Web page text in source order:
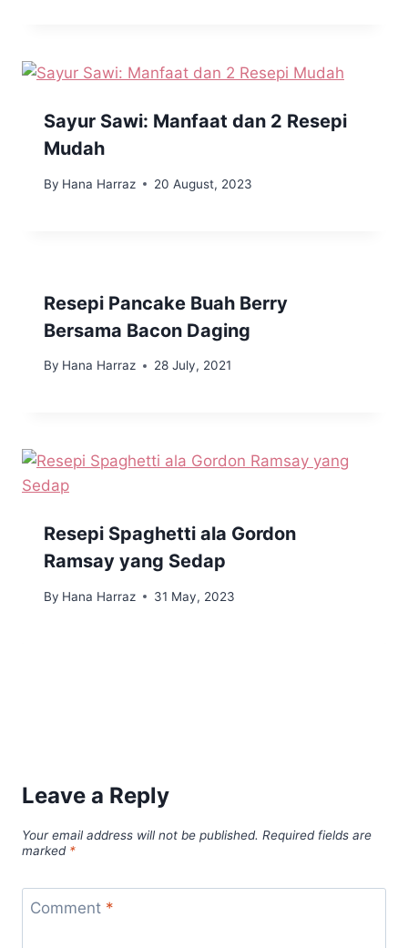
Sayur Sawi: Manfaat dan 2 Resepi
Mudah
By Hana Harraz 20 August, 2023
Resepi Pancake Buah Berry
Bersama Bacon Daging
By Hana Harraz 28 July, 2021
Resepi Spaghetti ala Gordon
Ramsay yang Sedap
By Hana Harraz 31 May, 2023
Leave a Reply
Your email address will not be published. Required fields are
marked *
Comment *